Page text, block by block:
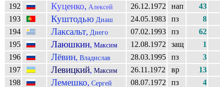
192
Куценко, Алексей 26.12.1972 нап
43
193
КуштодьюДиаш 24.05.1983 пз
8
194
Лаксальт, Диего 07.02.1993 пз
62
195
Лаюшкин, Максим 12.08.1972 защ
1
196
Лёвин, Владислав 28.03.1995 пз
3
197
Левицкий, Максим 26.11.1972 вр
13
198
Лемешко, Сергей 08.07.1972 пз
4